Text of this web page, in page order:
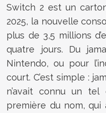
Switch 2 est un
2025, la nouvelle
plus de 3,5 millions
quatre jours. Du
Nintendo, ou pour
court. C’est simple :
n’avait connu un
première du nom,